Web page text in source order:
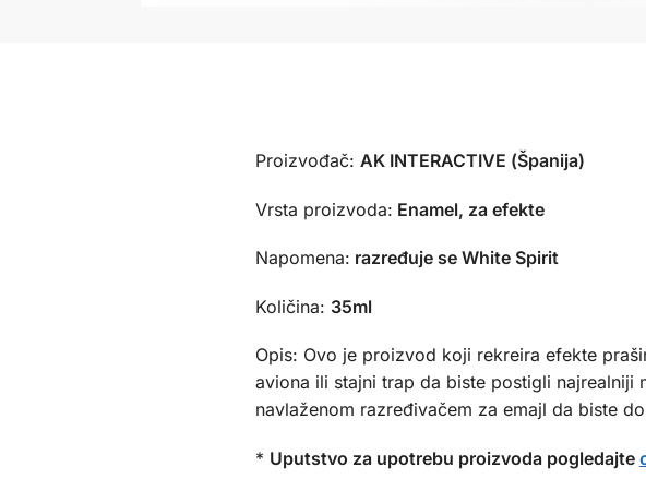
Proizvođač: AK INTERACTIVE (Španija)
Vrsta proizvoda: Enamel, za efekte
Napomena: razređuje se White Spirit
Količina: 35ml
Opis: Ovo je proizvod koji rekreira efekte
aviona ili stajni trap da biste postigli
navlaženom razređivačem za emajl da biste
* Uputstvo za upotrebu proizvoda pogledajte